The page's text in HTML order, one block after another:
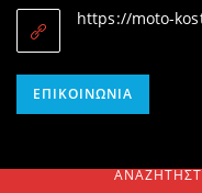
https://moto-
ΕΠΙΚΟΙΝΩΝΊΑ
SEARCH